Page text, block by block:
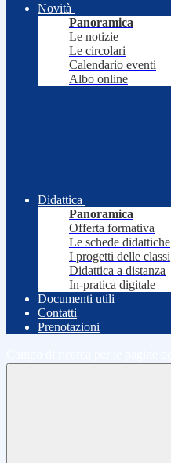
Novità
Panoramica
Le notizie
Le circolari
Calendario eventi
Albo online
Didattica
Panoramica
Offerta formativa
Le schede didattiche
I progetti delle classi
Didattica a distanza
In-pratica digitale
Documenti utili
Contatti
Prenotazioni